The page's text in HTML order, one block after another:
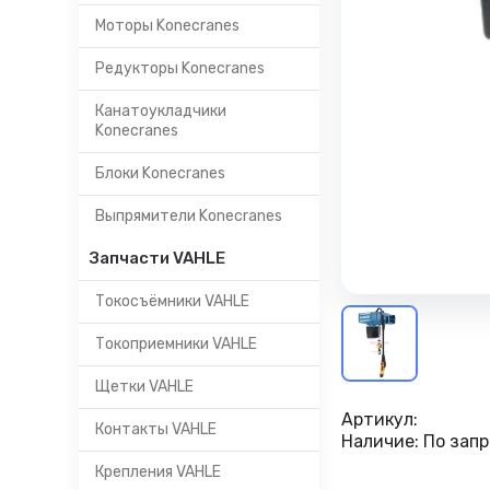
Моторы Konecranes
Редукторы Konecranes
Канатоукладчики
Konecranes
Блоки Konecranes
Выпрямители Konecranes
Запчасти VAHLE
Токосъёмники VAHLE
Токоприемники VAHLE
Щетки VAHLE
Контакты VAHLE
Крепления VAHLE
Артикул:
Наличие: По